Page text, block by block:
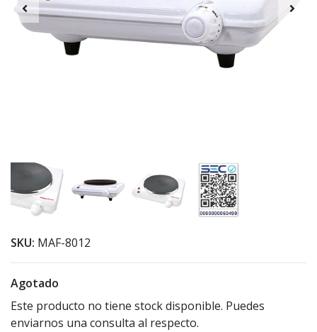
SKU: MAF-8012
Agotado
Este producto no tiene stock disponible. Puedes
enviarnos una consulta al respecto.